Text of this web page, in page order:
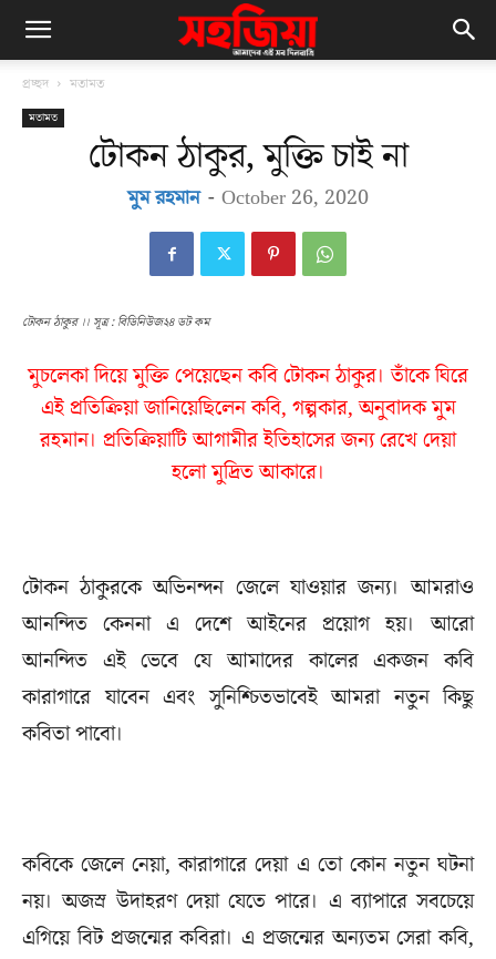
প্রচ্ছদ মতামত
মতামত
টোকন ঠাকুর, মুক্তি চাই না
মুম রহমান - October 26, 2020
টোকন ঠাকুর ।। সূত্র : বিডিনিউজ২৪ ডট কম
মুচলেকা দিয়ে মুক্তি পেয়েছেন কবি টোকন ঠাকুর। তাঁকে ঘিরে
এই প্রতিক্রিয়া জানিয়েছিলেন কবি, গল্পকার, অনুবাদক মুম
রহমান। প্রতিক্রিয়াটি আগামীর ইতিহাসের জন্য রেখে দেয়া
হলো মুদ্রিত আকারে।
টোকন ঠাকুরকে অভিনন্দন জেলে যাওয়ার জন্য। আমরাও
আনন্দিত কেননা এ দেশে আইনের প্রয়োগ হয়। আরো
আনন্দিত এই ভেবে যে আমাদের কালের একজন কবি
কারাগারে যাবেন এবং সুনিশ্চিতভাবেই আমরা নতুন কিছু
কবিতা পাবো।
কবিকে জেলে নেয়া, কারাগারে দেয়া এ তো কোন নতুন ঘটনা
নয়। অজস্র উদাহরণ দেয়া যেতে পারে। এ ব্যাপারে সবচেয়ে
এগিয়ে বিট প্রজন্মের কবিরা। এ প্রজন্মের অন্যতম সেরা কবি,